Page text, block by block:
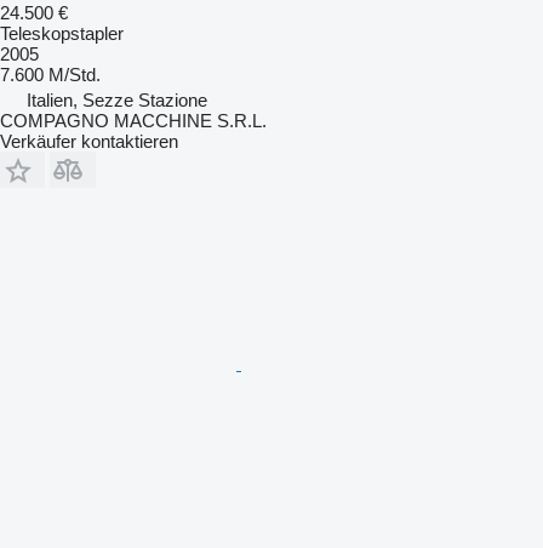
24.500 €
Teleskopstapler
2005
7.600 M/Std.
Italien, Sezze Stazione
COMPAGNO MACCHINE S.R.L.
Verkäufer kontaktieren